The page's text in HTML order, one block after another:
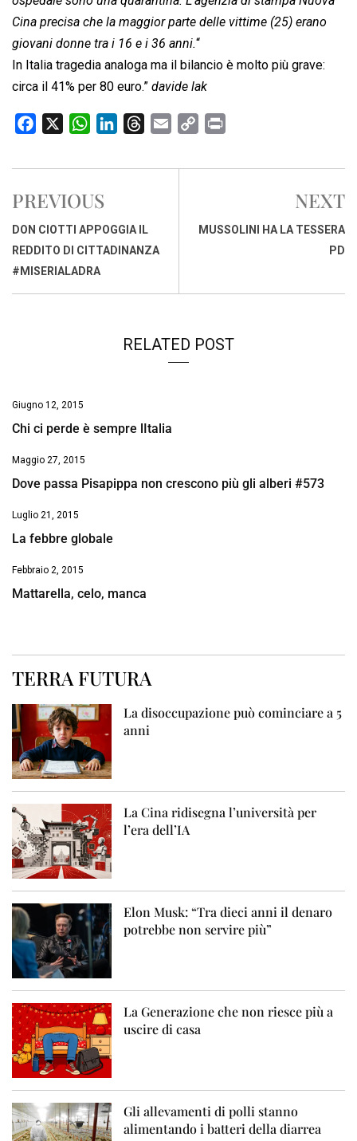
Cina precisa che la maggior parte delle vittime (25) erano
giovani donne tra i 16 e i 36 anni.“
In Italia tragedia analoga ma il bilancio è molto più grave:
circa il 41% per 80 euro.” davide lak
c
b
o
o
k
W
a
s
A
p
p
n
d
I
r
s
a
p
i
i
PREVIOUS
DON CIOTTI APPOGGIA IL
REDDITO DI CITTADINANZA
#MISERIALADRA
NEXT
MUSSOLINI HA LA TESSERA
PD
RELATED POST
Giugno 12, 2015
Chi ci perde è sempre lItalia
Maggio 27, 2015
Dove passa Pisapippa non crescono più gli alberi #573
Luglio 21, 2015
La febbre globale
Febbraio 2, 2015
Mattarella, celo, manca
TERRA FUTURA
La disoccupazione può cominciare a 5
anni
La Cina ridisegna l’università per
l’era dell’IA
Elon Musk: “Tra dieci anni il denaro
potrebbe non servire più”
La Generazione che non riesce più a
uscire di casa
Gli allevamenti di polli stanno
alimentando i batteri della diarrea